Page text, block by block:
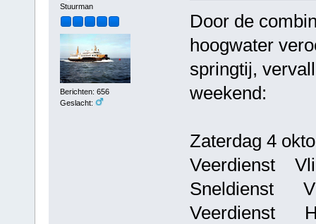
Stuurman
Berichten: 656
Geslacht:
Door de
hoogwater
springtij,
weekend:
Zaterdag 4
Veerdienst
Sneldienst
Veerdienst